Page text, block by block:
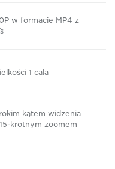
w formacie MP4 z
1 cala
kątem widzenia
krotnym zoomem